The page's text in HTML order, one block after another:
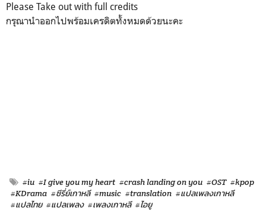
Please Take out with full credits
กรุณานำออกไปพร้อมเครดิตทั้งหมดด้วยนะคะ
#iu #I give you my heart #crash landing on you #OST #kpop
#KDrama #ซีรี่ย์เกาหลี #music #translation #แปลเพลงเกาหลี
#แปลไทย #แปลเพลง #เพลงเกาหลี #ไอยู